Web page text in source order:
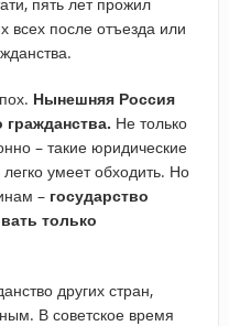
всех после отъезда или
Нынешняя Россия
гражданства. Не только
– такие юридические
умеет обходить. Но
– государство
только
других стран,
В советское время